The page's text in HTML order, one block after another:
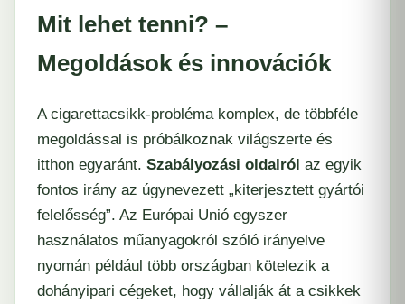
Mit lehet tenni? –
Megoldások és innovációk
A cigarettacsikk-probléma komplex, de többféle
megoldással is próbálkoznak világszerte és
itthon egyaránt. Szabályozási oldalról az egyik
fontos irány az úgynevezett „kiterjesztett gyártói
felelősség”. Az Európai Unió egyszer
használatos műanyagokról szóló irányelve
nyomán például több országban kötelezik a
dohányipari cégeket, hogy vállalják át a csikkek